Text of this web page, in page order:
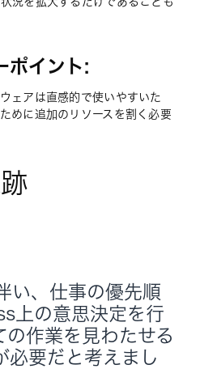
ポイント:
ェアは直感的で使いやすいた
めに追加のリソースを割く必要
い、仕事の優先順
上の意思決定を行
の作業を見わたせる
必要だと考えまし